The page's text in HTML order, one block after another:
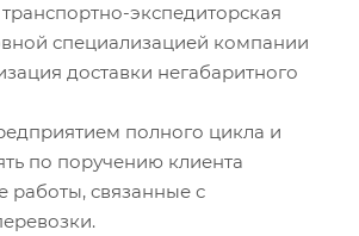
экспедиторская
специализацией компании
доставки негабаритного
полного цикла и
по поручению клиента
работы, связанные с